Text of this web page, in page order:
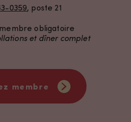
0359, poste 21
obligatoire
et dîner complet
membre
nécessaires au
du site Web.
Statistiques
Afin que nous
puissions
améliorer la